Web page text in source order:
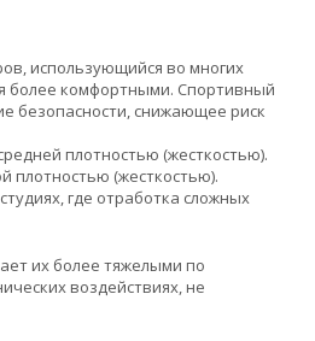
использующийся во многих
более комфортными. Спортивный
безопасности, снижающее риск
плотностью (жесткостью).
плотностью (жесткостью).
где отработка сложных
их более тяжелыми по
воздействиях, не